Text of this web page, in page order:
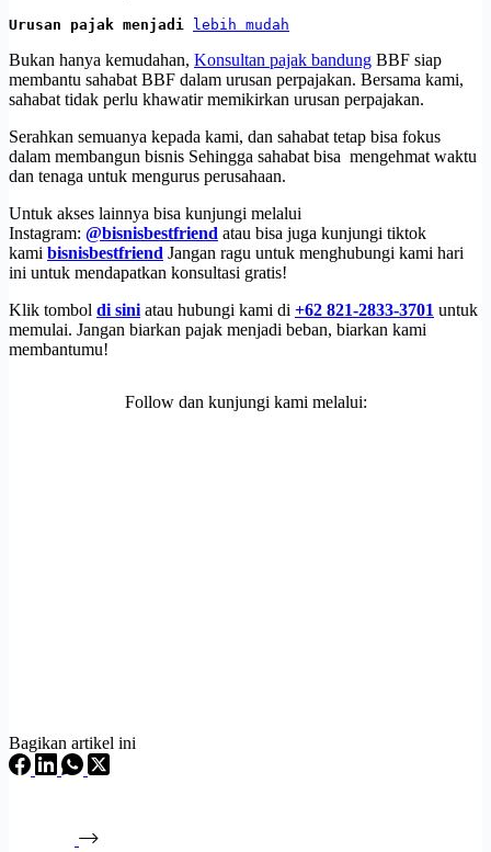
Urusan pajak menjadi lebih mudah
Bukan hanya kemudahan, Konsultan pajak bandung BBF siap
membantu sahabat BBF dalam urusan perpajakan. Bersama kami,
sahabat tidak perlu khawatir memikirkan urusan perpajakan.
Serahkan semuanya kepada kami, dan sahabat tetap bisa fokus
dalam membangun bisnis Sehingga sahabat bisa mengehmat waktu
dan tenaga untuk mengurus perusahaan.
Untuk akses lainnya bisa kunjungi melalui
Instagram: @bisnisbestfriend atau bisa juga kunjungi tiktok
kami bisnisbestfriend Jangan ragu untuk menghubungi kami hari
ini untuk mendapatkan konsultasi gratis!
Klik tombol di sini atau hubungi kami di +62 821-2833-3701 untuk
memulai. Jangan biarkan pajak menjadi beban, biarkan kami
membantumu!
Follow dan kunjungi kami melalui:
Bagikan artikel ini